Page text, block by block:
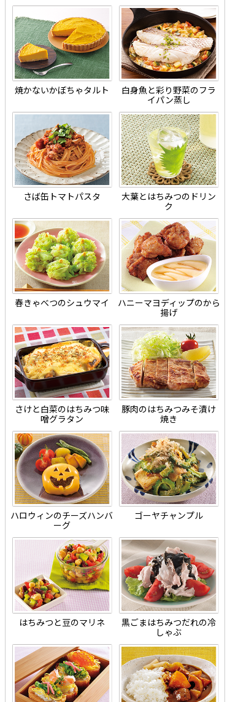
焼かないかぼちゃタルト
白身魚と彩り野菜のフラ
イパン蒸し
さば缶トマトパスタ
大葉とはちみつのドリン
ク
春きゃべつのシュウマイ
ハニーマヨディップのから
揚げ
さけと白菜のはちみつ味
噌グラタン
豚肉のはちみつみそ漬け
焼き
ハロウィンのチーズハンバ
ーグ
ゴーヤチャンプル
はちみつと豆のマリネ
黒ごまはちみつだれの冷
しゃぶ